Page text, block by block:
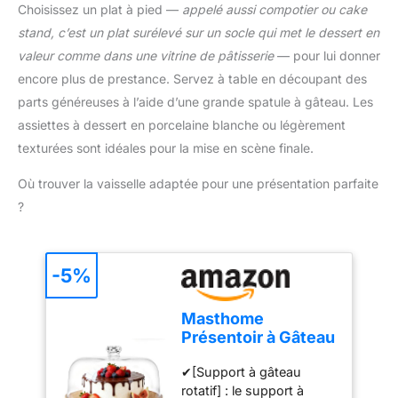
Cadeau idéal: Cadeau
idéal pour un
anniversaire, un
anniversaire et Pâques.
Vous obtiendrez un kit
complet de cuisson de
gâteaux pour cuire
n'importe quel gâteau en
professionnel
utilisation à l'intérieur du
four, garantissant la
sécurité
【Fonctionnement
simple】Taille 7,62 x 7,62
cuisson conçu petit et
pratique ; Construit avec
base, le thermomètre de
de soucis de chute
【Lecture plus rapide】
Avec une conception à
plusieurs évents qui lui
rapidement à tout
changement de chaleur
de zone de température
notés sur le cadran,
assurez-vous d'être à la
vos besoins. Grand
indicateur : l'écran extra-
large facile à lire permet
une lecture simple et
les zones de température
ainsi une zone de
température sûre pour
vos aliments.
Thermomètre en acier
inoxydable : fabriqué en
acier inoxydable, élégant,
durable et étanche, il
peut être placé de
Choisissez un plat à pied — appelé aussi compotier ou cake
stand, c’est un plat surélevé sur un socle qui met le dessert en
valeur comme dans une vitrine de pâtisserie— pour lui donner
encore plus de prestance. Servez à table en découpant des
parts généreuses à l’aide d’une grande spatule à gâteau. Les
assiettes à dessert en porcelaine blanche ou légèrement
texturées sont idéales pour la mise en scène finale.
Où trouver la vaisselle adaptée pour une présentation parfaite
?
Masthome
Présentoir à Gâteau
Couvercle, 6in1
Cloche à Gâteaux
✔[Support à gâteau
rotatif] : le support à
-5%